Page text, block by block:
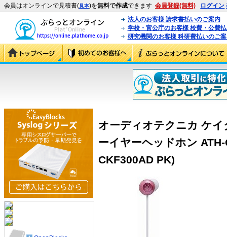
会員はオンラインで見積書(見本)を無料で作成できます 会員登録(無料) ログイン
法人のお客様 請求書払いのご案内
学校・官公庁のお客様 校費・公費
研究機関のお客様 科研費払いのご
オーディオテクニカ ケ
ーイヤーヘッドホン
CKF300AD PK)